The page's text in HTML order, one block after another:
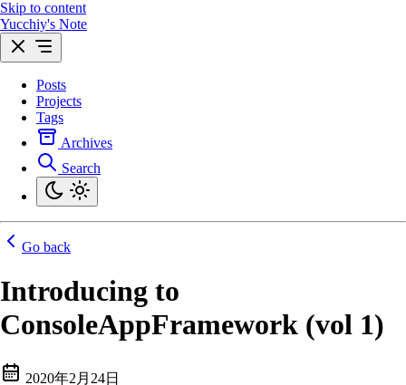
Skip to content
Yucchiy's Note
Posts
Projects
Tags
Archives
Search
Go back
Introducing to
ConsoleAppFramework (vol 1)
2020年2月24日